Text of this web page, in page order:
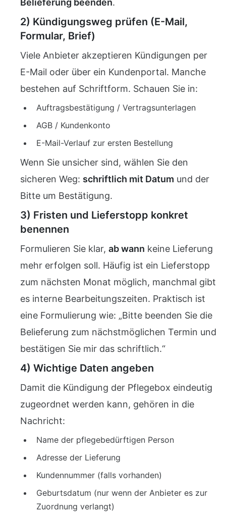
Belieferung beenden.
2) Kündigungsweg prüfen (E-Mail,
Formular, Brief)
Viele Anbieter akzeptieren Kündigungen per
E-Mail oder über ein Kundenportal. Manche
bestehen auf Schriftform. Schauen Sie in:
Auftragsbestätigung / Vertragsunterlagen
AGB / Kundenkonto
E-Mail-Verlauf zur ersten Bestellung
Wenn Sie unsicher sind, wählen Sie den
sicheren Weg: schriftlich mit Datum und der
Bitte um Bestätigung.
3) Fristen und Lieferstopp konkret
benennen
Formulieren Sie klar, ab wann keine Lieferung
mehr erfolgen soll. Häufig ist ein Lieferstopp
zum nächsten Monat möglich, manchmal gibt
es interne Bearbeitungszeiten. Praktisch ist
eine Formulierung wie: „Bitte beenden Sie die
Belieferung zum nächstmöglichen Termin und
bestätigen Sie mir das schriftlich.“
4) Wichtige Daten angeben
Damit die Kündigung der Pflegebox eindeutig
zugeordnet werden kann, gehören in die
Nachricht:
Name der pflegebedürftigen Person
Adresse der Lieferung
Kundennummer (falls vorhanden)
Geburtsdatum (nur wenn der Anbieter es zur
Zuordnung verlangt)